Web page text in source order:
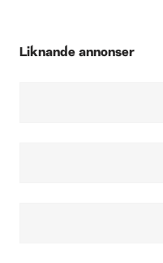
Liknande annonser